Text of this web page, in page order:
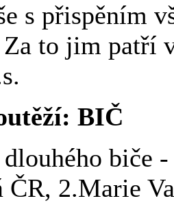
s přispěním
to jim patří
BIČ
biče
ČR, 2.Marie